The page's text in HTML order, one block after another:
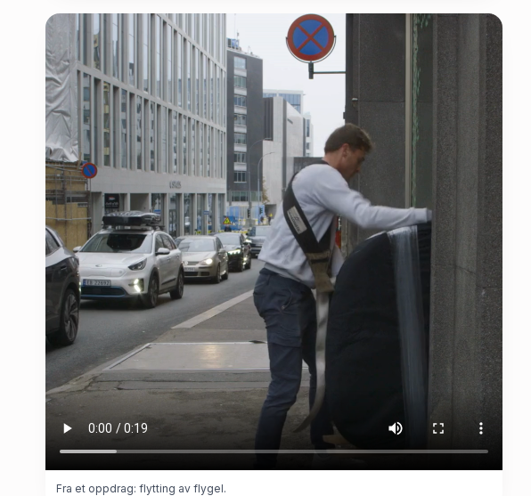
Fra et oppdrag: flytting av flygel.